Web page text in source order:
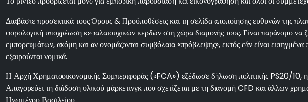
Διαβάστε προσεκτικά τους Όρους & Προϋποθέσεις και τη σελίδα αποποίησης ευθυνών της
φορολογική υποχρέωση κεφαλαιουχικών κερδών στη χώρα διαμονής τους. Είναι παράνομο
εμπορευμάτων, ακόμη και αν ονομάζονται συμβόλαια «πρόβλεψης», εκτός εάν είναι
εξαιρούνται νομικά.
Η Αρχή Χρηματοοικονομικής Συμπεριφοράς («FCA») εξέδωσε δήλωση πολιτικής PS20/10,
Απαγορεύει τη διάδοση υλικού μάρκετινγκ που σχετίζεται με τη διανομή CFD και άλλων